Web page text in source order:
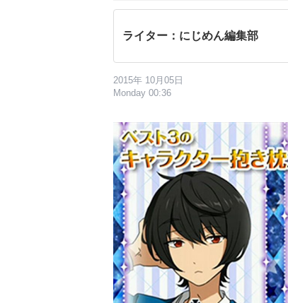
ライター：にじめん編集部
2015年 10月05日
Monday 00:36